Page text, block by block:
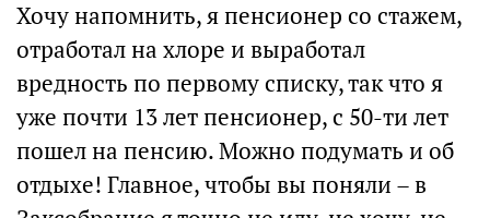
Хочу напомнить, я пенсионер со стажем,
отработал на хлоре и выработал
вредность по первому списку, так что я
уже почти 13 лет пенсионер, с 50-ти лет
пошел на пенсию. Можно подумать и об
отдыхе! Главное, чтобы вы поняли – в